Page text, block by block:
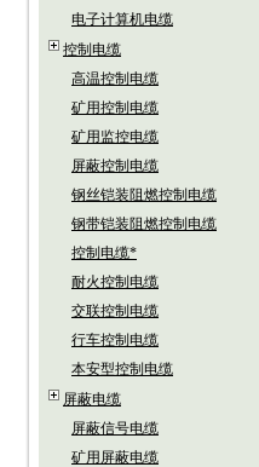
电子计算机电缆
控制电缆
高温控制电缆
矿用控制电缆
矿用监控电缆
屏蔽控制电缆
钢丝铠装阻燃控制电缆
钢带铠装阻燃控制电缆
控制电缆*
耐火控制电缆
交联控制电缆
行车控制电缆
本安型控制电缆
屏蔽电缆
屏蔽信号电缆
矿用屏蔽电缆